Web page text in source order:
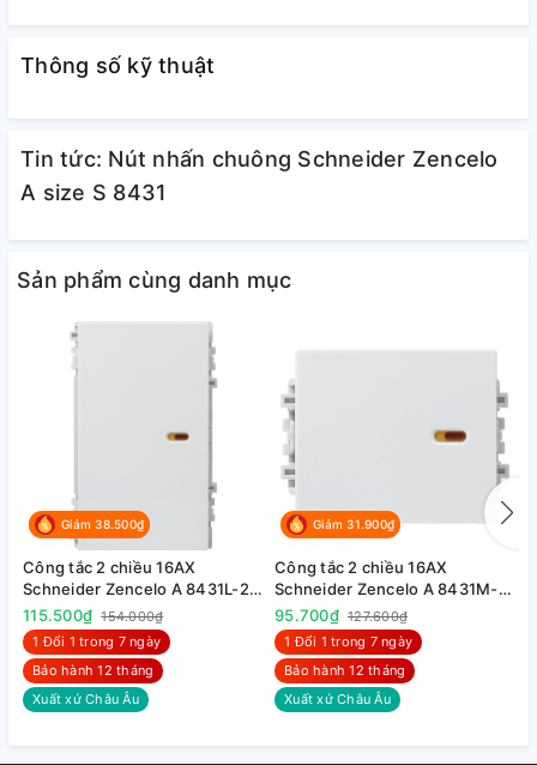
Thông số kỹ thuật
Tin tức: Nút nhấn chuông Schneider Zencelo
A size S 8431
Sản phẩm cùng danh mục
Giảm 38.500₫
Công tắc 2 chiều 16AX
Schneider Zencelo A 8431L-2
size L
115.500₫ 154.000₫
1 Đổi 1 trong 7 ngày
Bảo hành 12 tháng
Xuất xứ Châu Âu
Giảm 31.900₫
Công tắc 2 chiều 16AX
Schneider Zencelo A 8431M-2
size M
95.700₫ 127.600₫
1 Đổi 1 trong 7 ngày
Bảo hành 12 tháng
Xuất xứ Châu Âu